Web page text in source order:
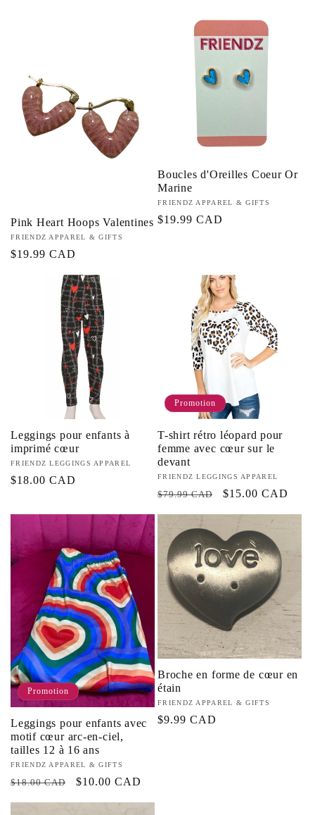
Pink Heart Hoops Valentines
Fournisseur :
FRIENDZ APPAREL & GIFTS
Prix
$19.99 CAD
Boucles d'Oreilles Coeur Or
Marine
Fournisseur :
FRIENDZ APPAREL & GIFTS
Prix
$19.99 CAD
Leggings pour enfants à
imprimé cœur
Fournisseur :
FRIENDZ LEGGINGS APPAREL
Prix
$18.00 CAD
Promotion
T-shirt rétro léopard pour
femme avec cœur sur le
devant
Fournisseur :
FRIENDZ LEGGINGS APPAREL
Prix
$79.99 CAD
Prix
$15.00 CAD
Promotion
Leggings pour enfants avec
motif cœur arc-en-ciel,
tailles 12 à 16 ans
Fournisseur :
FRIENDZ APPAREL & GIFTS
Prix
$18.00 CAD
Prix
$10.00 CAD
Broche en forme de cœur en
étain
Fournisseur :
FRIENDZ APPAREL & GIFTS
Prix
$9.99 CAD